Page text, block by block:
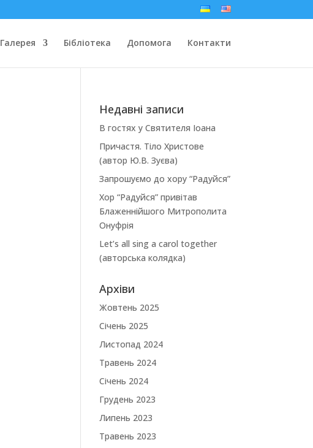
Галерея Бібліотека Допомога Контакти
Недавні записи
В гостях у Святителя Іоана
Причастя. Тіло Христове
(автор Ю.В. Зуєва)
Запрошуємо до хору “Радуйся”
Хор “Радуйся” привітав
Блаженнійшого Митрополита
Онуфрія
Let’s all sing a carol together
(авторська колядка)
Архіви
Жовтень 2025
Січень 2025
Листопад 2024
Травень 2024
Січень 2024
Грудень 2023
Липень 2023
Травень 2023